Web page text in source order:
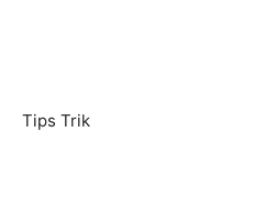
Tips Trik